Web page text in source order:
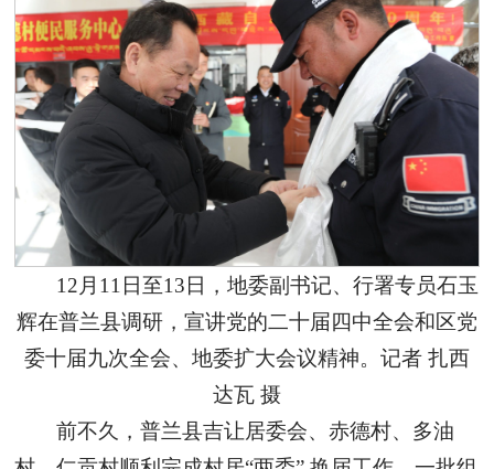
12月11日至13日，地委副书记、行署专员石玉
辉在普兰县调研，宣讲党的二十届四中全会和区党
委十届九次全会、地委扩大会议精神。记者 扎西
达瓦 摄
前不久，普兰县吉让居委会、赤德村、多油